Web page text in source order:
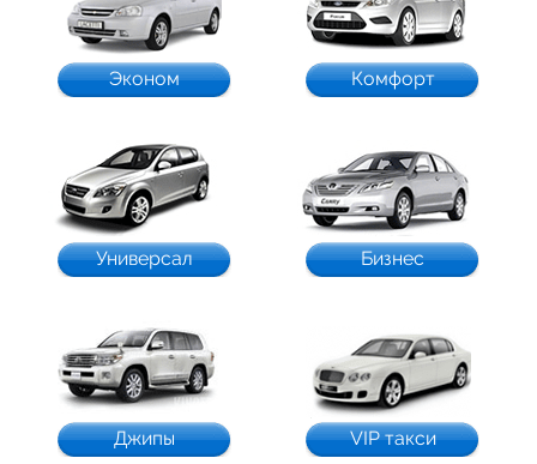
Эконом Комфорт
Универсал Бизнес
Джипы VIP такси